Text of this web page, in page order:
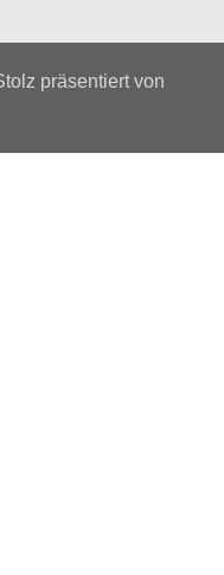
präsentiert von